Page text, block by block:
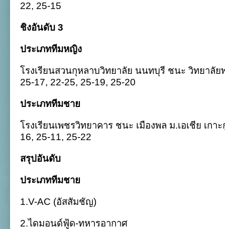
22, 25-15
ชิงอันดับ 3
ประเภททีมหญิง
โรงเรียนสวนกุหลาบวิทยาลัย นนทบุรี ชนะ วิทยาลั
25-17, 22-25, 25-19, 25-20
ประเภททีมชาย
โรงเรียนเพชรวิทยาคาร ชนะ เมืองพล ม.เอเชีย เก
16, 25-11, 25-22
สรุปอันดับ
ประเภททีมชาย
1.V-AC (อัสสัมชัญ)
2.ไดมอนด์ฟู้ด-ทหารอากาศ